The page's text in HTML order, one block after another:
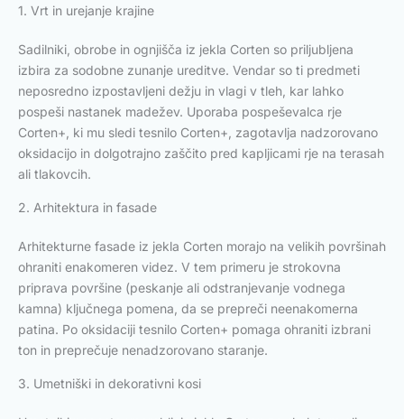
1. Vrt in urejanje krajine
Sadilniki, obrobe in ognjišča iz jekla Corten so priljubljena
izbira za sodobne zunanje ureditve. Vendar so ti predmeti
neposredno izpostavljeni dežju in vlagi v tleh, kar lahko
pospeši nastanek madežev. Uporaba pospeševalca rje
Corten+, ki mu sledi tesnilo Corten+, zagotavlja nadzorovano
oksidacijo in dolgotrajno zaščito pred kapljicami rje na terasah
ali tlakovcih.
2. Arhitektura in fasade
Arhitekturne fasade iz jekla Corten morajo na velikih površinah
ohraniti enakomeren videz. V tem primeru je strokovna
priprava površine (peskanje ali odstranjevanje vodnega
kamna) ključnega pomena, da se prepreči neenakomerna
patina. Po oksidaciji tesnilo Corten+ pomaga ohraniti izbrani
ton in preprečuje nenadzorovano staranje.
3. Umetniški in dekorativni kosi